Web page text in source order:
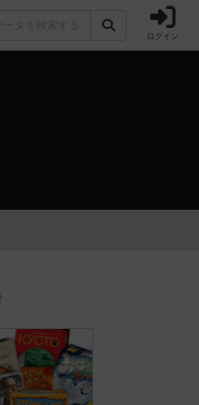
ログイン